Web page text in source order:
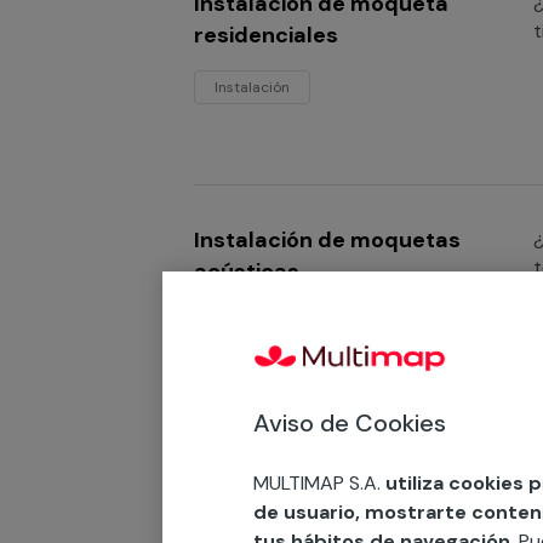
residenciales
Instalación
Instalación de moquetas
acústicas
Instalación de moquetas
industriales
Aviso de Cookies
MULTIMAP S.A. utiliza cookies
de usuario, mostrarte